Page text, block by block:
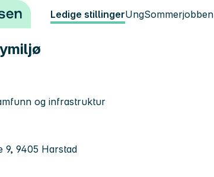
Ledige stillingerUngSommerjobben
og infrastruktur
9, 9405 Harstad